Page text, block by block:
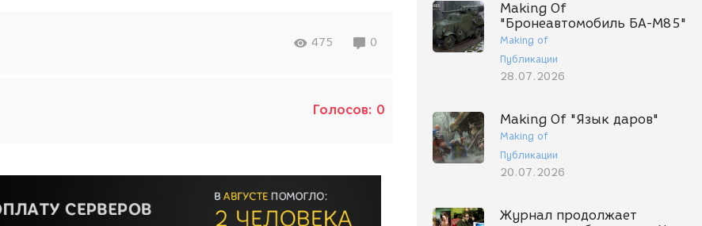
Making Of
"Бронеавтомобиль БА-М85"
Making of
Публикации
28.07.2026
Making Of "Язык даров"
Making of
Публикации
20.07.2026
Журнал продолжает
475 0
Голосов: 0